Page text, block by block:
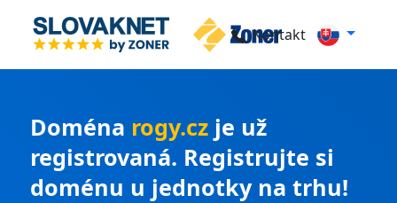
Kontakt
Doména rogy.cz je už
registrovaná. Registrujte si
doménu u jednotky na trhu!